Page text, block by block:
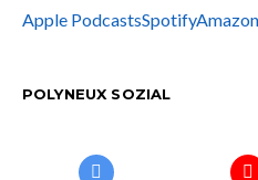
Apple PodcastsSpotify
POLYNEUX SOZIAL